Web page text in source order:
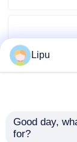
संपर्क करें
सोलर पीवी
त्रिभुज 60 मीटर
Lipu
Good day,
for?